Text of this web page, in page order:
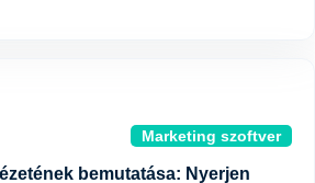
Marketing szoftver
bemutatása: Nyerjen